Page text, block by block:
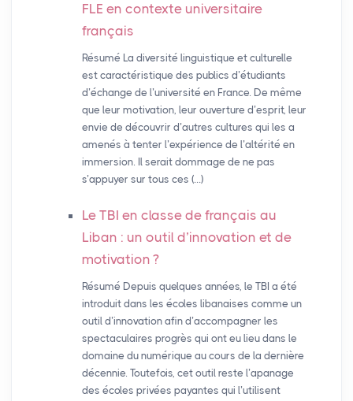
FLE en contexte universitaire
français
Résumé La diversité linguistique et culturelle
est caractéristique des publics d’étudiants
d’échange de l’université en France. De même
que leur motivation, leur ouverture d’esprit, leur
envie de découvrir d’autres cultures qui les a
amenés à tenter l’expérience de l’altérité en
immersion. Il serait dommage de ne pas
s’appuyer sur tous ces (…)
Le TBI en classe de français au
Liban : un outil d’innovation et de
motivation ?
Résumé Depuis quelques années, le TBI a été
introduit dans les écoles libanaises comme un
outil d’innovation afin d’accompagner les
spectaculaires progrès qui ont eu lieu dans le
domaine du numérique au cours de la dernière
décennie. Toutefois, cet outil reste l’apanage
des écoles privées payantes qui l’utilisent